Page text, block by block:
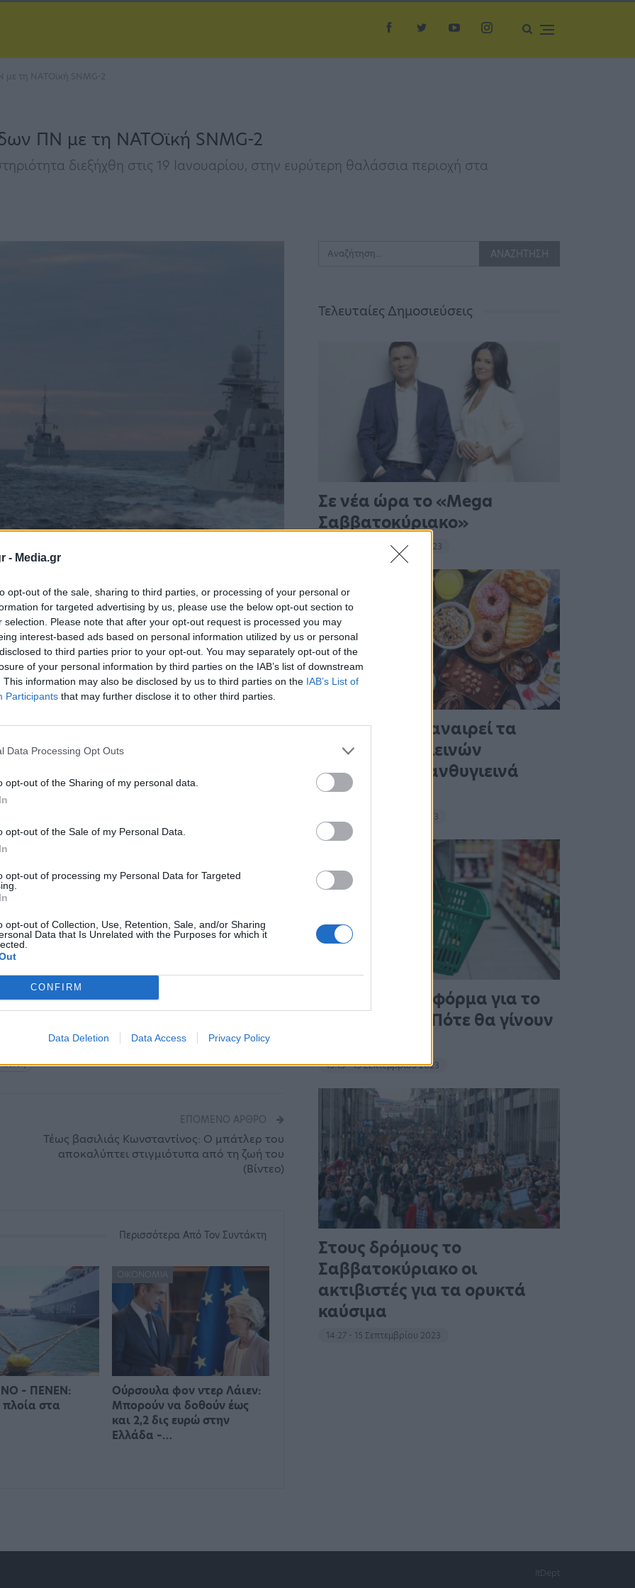
- Media.gr
opt-out of the sale, sharing to third parties, or processing of your personal or
for targeted advertising by us, please use the below opt-out section to
selection. Please note that after your opt-out request is processed you may
interest-based ads based on personal information utilized by us or personal
to third parties prior to your opt-out. You may separately opt-out of the
of your personal information by third parties on the IAB’s list of downstream
This information may also be disclosed by us to third parties on the IAB’s List of
Participants that may further disclose it to other third parties.
Data Processing Opt Outs
opt-out of the Sharing of my personal data.
opt-out of the Sale of my Personal Data.
opt-out of processing my Personal Data for Targeted
opt-out of Collection, Use, Retention, Sale, and/or Sharing
Data that Is Unrelated with the Purposes for which it
CONFIRM
Data Deletion Data Access Privacy Policy
με τη ΝΑΤΟϊκή SNMG-2
ΠΝ με τη ΝΑΤΟϊκή SNMG-2
διεξήχθη στις 19 Ιανουαρίου, στην ευρύτερη θαλάσσια περιοχή στα
Exercise) πραγματοποιήθηκε μεταξύ
SNMG-2), που επιχειρεί στην Ανατολική
διεξήχθη στις 19 Ιανουαρίου, στην
Parapolitika.gr
ΕΠΌΜΕΝΟ ΆΡΘΡΟ
Τέως βασιλιάς Κωνσταντίνος: Ο μπάτλερ του
αποκαλύπτει στιγμιότυπα από τη ζωή του
(Βίντεο)
Περισσότερα Από Τον Συντάκτη
– ΠΕΝΕΝ:
στα
ΟΙΚΟΝΟΜΊΑ
Ούρσουλα φον ντερ Λάιεν:
Μπορούν να δοθούν έως
και 2,2 δις ευρώ στην
Ελλάδα –…
Τελευταίες Δημοσιεύσεις
Σε νέα ώρα το «Mega
Σαββατοκύριακο»
20:14 - 15 Σεπτεμβρίου 2023
Ένας στους 4 αναιρεί τα
οφέλη των υγιεινών
γευμάτων με ανθυγιεινά
σνακ
18:11 - 15 Σεπτεμβρίου 2023
Άνοιξε η πλατφόρμα για το
Market Pass – Πότε θα γίνουν
15:13 - 15 Σεπτεμβρίου 2023
Στους δρόμους το
Σαββατοκύριακο οι
ακτιβιστές για τα ορυκτά
καύσιμα
14:27 - 15 Σεπτεμβρίου 2023
ItDept